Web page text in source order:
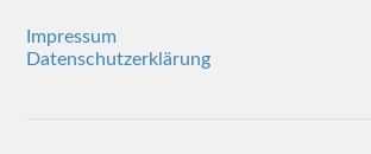
Impressum
Datenschutzerklärung